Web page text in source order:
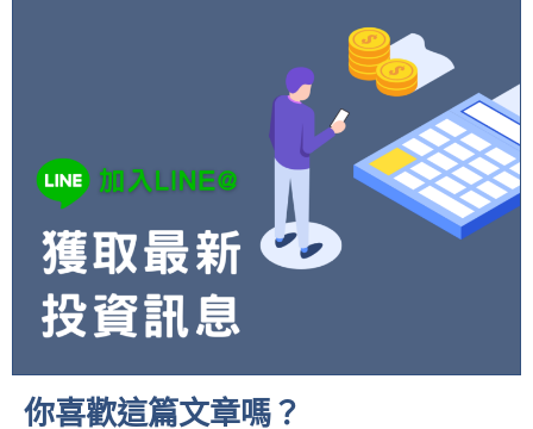
你喜歡這篇文章嗎？